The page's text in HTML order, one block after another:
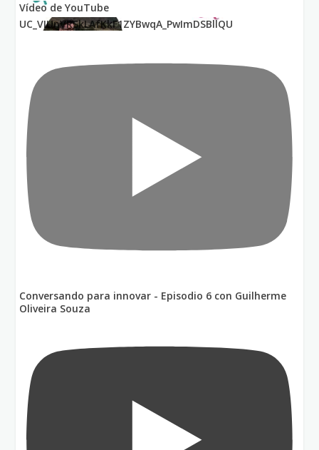
Vídeo de YouTube
UC_VIUnVRSkLAfKkF1ZYBwqA_PwImDSBllQU
Conversando para innovar - Episodio 6 con Guilherme
Oliveira Souza